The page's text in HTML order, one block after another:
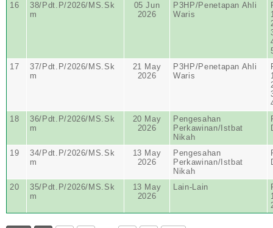
16
38/Pdt.P/2026/MS.Sk
m
05 Jun
2026
P3HP/Penetapan Ahli
Waris
17
37/Pdt.P/2026/MS.Sk
m
21 May
2026
P3HP/Penetapan Ahli
Waris
18
36/Pdt.P/2026/MS.Sk
m
20 May
2026
Pengesahan
Perkawinan/Istbat
Nikah
19
34/Pdt.P/2026/MS.Sk
m
13 May
2026
Pengesahan
Perkawinan/Istbat
Nikah
20
35/Pdt.P/2026/MS.Sk
m
13 May
2026
Lain-Lain